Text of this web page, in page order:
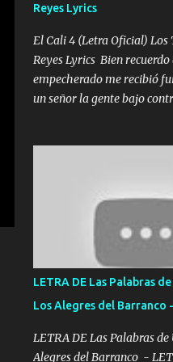
Tomense un buen trago Y
empezamos los versos que
(Music) A vido alta y bajas
atora Pero nunca le
pasado cosas Y aunque
es...
Reyes Lyrics
El Cali 4 (Letra Oficial) Los
Reyes Lyrics Bien recuerdo
empecherado me recibió
un señor la gente bajo
reglas no secuestr0 no
orden nos comanda el
con Alto PRIETO y la
peleam0s la Bandera por
con los drones patrullando
blancas ya hace falta mi
se le extraña pa que sepan
DE LA RANA 🐸 POR
LETRA DE Las Palabras
Los Alegres del Barranco
LETRA DE Las Palabras
Alegres del Barranco -